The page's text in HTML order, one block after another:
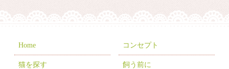
2025年11月
2025年10月(9)
2025年9月(2)
Home コンセプト
猫を探す 飼う前に